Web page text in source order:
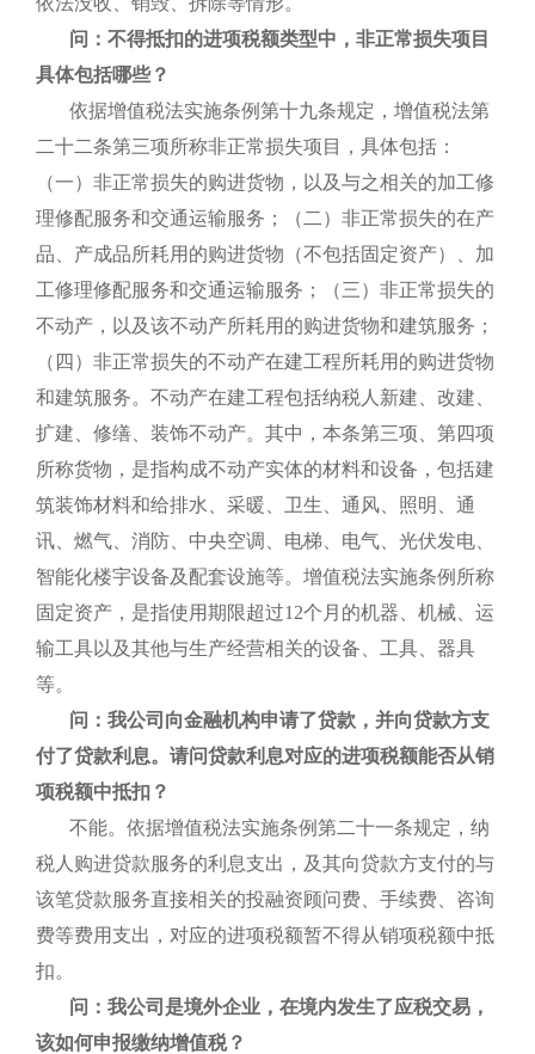
问：不得抵扣的进项税额类型中，非正常损失项目
具体包括哪些？
依据增值税法实施条例第十九条规定，增值税法第
二十二条第三项所称非正常损失项目，具体包括：
（一）非正常损失的购进货物，以及与之相关的加工修
理修配服务和交通运输服务；（二）非正常损失的在产
品、产成品所耗用的购进货物（不包括固定资产）、加
工修理修配服务和交通运输服务；（三）非正常损失的
不动产，以及该不动产所耗用的购进货物和建筑服务；
（四）非正常损失的不动产在建工程所耗用的购进货物
和建筑服务。不动产在建工程包括纳税人新建、改建、
扩建、修缮、装饰不动产。其中，本条第三项、第四项
所称货物，是指构成不动产实体的材料和设备，包括建
筑装饰材料和给排水、采暖、卫生、通风、照明、通
讯、燃气、消防、中央空调、电梯、电气、光伏发电、
智能化楼宇设备及配套设施等。增值税法实施条例所称
固定资产，是指使用期限超过12个月的机器、机械、运
输工具以及其他与生产经营相关的设备、工具、器具
等。
问：我公司向金融机构申请了贷款，并向贷款方支
付了贷款利息。请问贷款利息对应的进项税额能否从销
项税额中抵扣？
不能。依据增值税法实施条例第二十一条规定，纳
税人购进贷款服务的利息支出，及其向贷款方支付的与
该笔贷款服务直接相关的投融资顾问费、手续费、咨询
费等费用支出，对应的进项税额暂不得从销项税额中抵
扣。
问：我公司是境外企业，在境内发生了应税交易，
该如何申报缴纳增值税？